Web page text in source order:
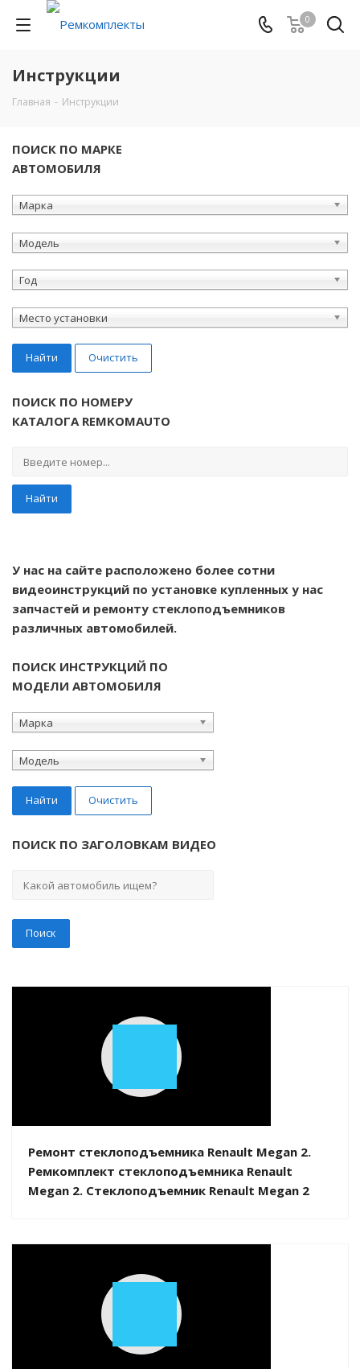
0
Инструкции
Главная - Инструкции
ПОИСК ПО МАРКЕ
АВТОМОБИЛЯ
Марка
Модель
Год
Место установки
Найти Очистить
ПОИСК ПО НОМЕРУ
КАТАЛОГА REMKOMAUTO
Найти
У нас на сайте расположено более сотни
видеоинструкций по установке купленных у нас
запчастей и ремонту стеклоподъемников
различных автомобилей.
ПОИСК ИНСТРУКЦИЙ ПО
МОДЕЛИ АВТОМОБИЛЯ
Марка
Модель
Найти Очистить
ПОИСК ПО ЗАГОЛОВКАМ ВИДЕО
Play
Ремонт стеклоподъемника Renault Megan 2.
Ремкомплект стеклоподъемника Renault
Megan 2. Стеклоподъемник Renault Megan 2
Play